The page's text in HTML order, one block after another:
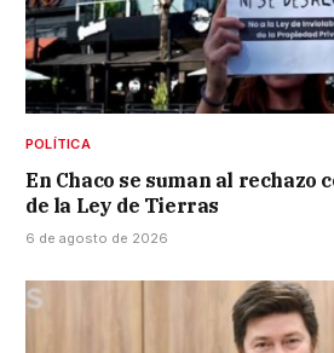
POLÍTICA
En Chaco se suman al rechazo
de la Ley de Tierras
6 de agosto de 2026